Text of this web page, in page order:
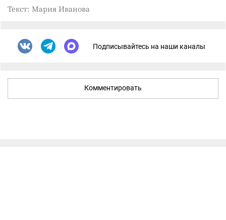
Текст: Мария Иванова
Подписывайтесь на наши каналы
Комментировать